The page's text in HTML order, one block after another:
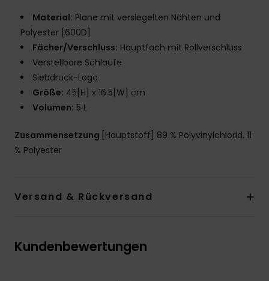
Material: Plane mit versiegelten Nähten und
Polyester [600D]
Fächer/Verschluss: Hauptfach mit Rollverschluss
Verstellbare Schlaufe
Siebdruck-Logo
Größe: 45[H] x 16.5[W] cm
Volumen: 5 L
Zusammensetzung [Hauptstoff] 89 % Polyvinylchlorid, 11
% Polyester
Versand & Rückversand
Kundenbewertungen